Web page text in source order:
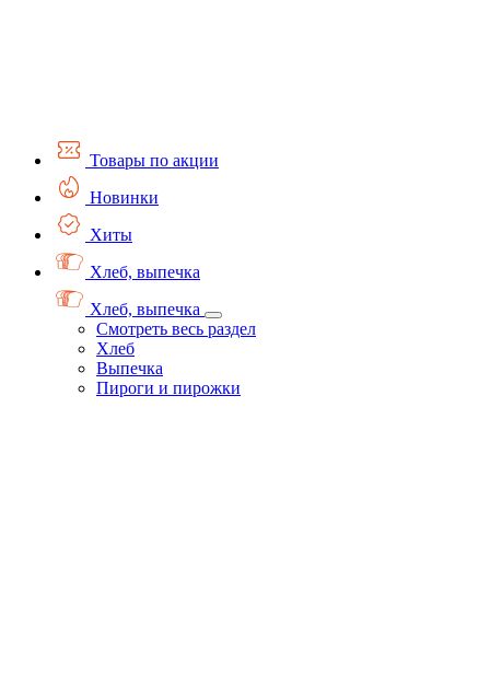
Товары по акции
Новинки
Хиты
Хлеб, выпечка
Хлеб, выпечка
Смотреть весь раздел
Хлеб
Выпечка
Пироги и пирожки